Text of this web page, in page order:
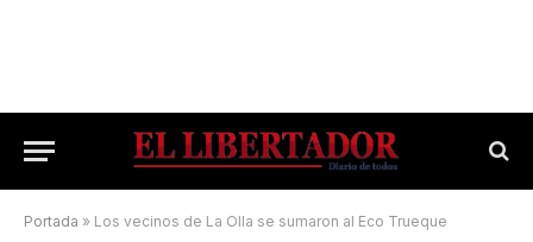
Portada » Los vecinos de La Olla se sumaron al Eco Trueque